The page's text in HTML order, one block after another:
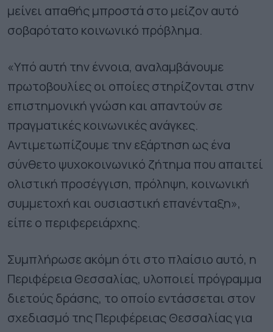
μείνει απαθής μπροστά στο μείζον αυτό
σοβαρότατο κοινωνικό πρόβλημα.
«Υπό αυτή την έννοια, αναλαμβάνουμε
πρωτοβουλίες οι οποίες στηρίζονται στην
επιστημονική γνώση και απαντούν σε
πραγματικές κοινωνικές ανάγκες.
Αντιμετωπίζουμε την εξάρτηση ως ένα
σύνθετο ψυχοκοινωνικό ζήτημα που απαιτεί
ολιστική προσέγγιση, πρόληψη, κοινωνική
συμμετοχή και ουσιαστική επανένταξη»,
είπε ο περιφερειάρχης.
Συμπλήρωσε ακόμη ότι στο πλαίσιο αυτό, η
Περιφέρεια Θεσσαλίας, υλοποιεί πρόγραμμα
διετούς δράσης, το οποίο εντάσσεται στον
σχεδιασμό της Περιφέρειας Θεσσαλίας για